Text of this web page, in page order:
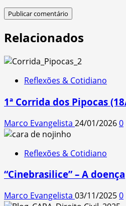
Relacionados
Reflexões & Cotidiano
1ª Corrida dos Pipocas
Marco Evangelista 24/01/20260
Reflexões & Cotidiano
“Cinebrasilice” – A doença
Marco Evangelista 03/11/20250